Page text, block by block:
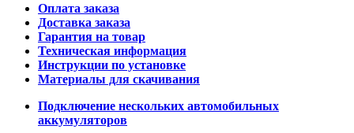
Оплата заказа
Доставка заказа
Гарантия на товар
Техническая информация
Инструкции по установке
Материалы для скачивания
Подключение нескольких автомобильных
аккумуляторов